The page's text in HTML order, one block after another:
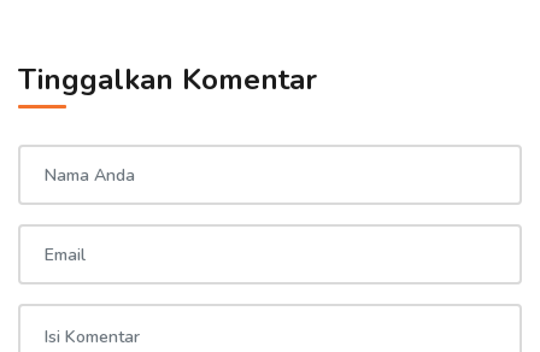
Tinggalkan Komentar